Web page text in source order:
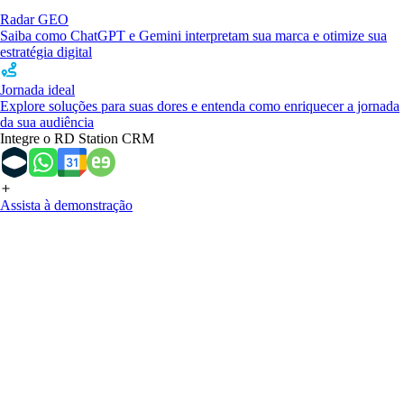
Radar GEO
Saiba como ChatGPT e Gemini interpretam sua marca e otimize sua
estratégia digital
Jornada ideal
Explore soluções para suas dores e entenda como enriquecer a jornada
da sua audiência
Integre o RD Station CRM
Assista à demonstração